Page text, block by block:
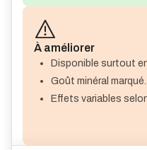
À améliorer
Disponible surtout
Goût minéral marqué.
Effets variables